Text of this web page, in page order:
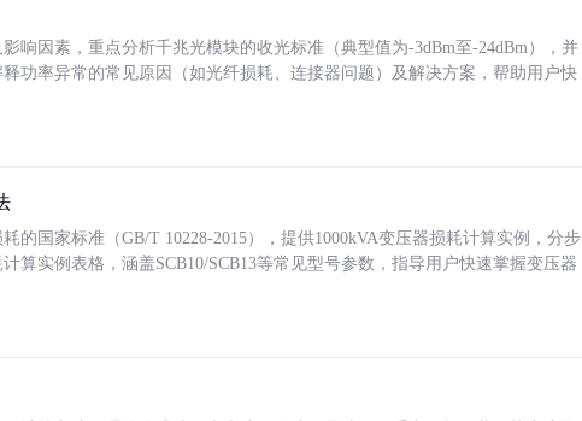
响因素，重点分析千兆光模块的收光标准（典型值为-3dBm至-24dBm），并
功率异常的常见原因（如光纤损耗、连接器问题）及解决方案，帮助用户快
的国家标准（GB/T 10228-2015），提供1000kVA变压器损耗计算实例，分步
算实例表格，涵盖SCB10/SCB13等常见型号参数，指导用户快速掌握变压器